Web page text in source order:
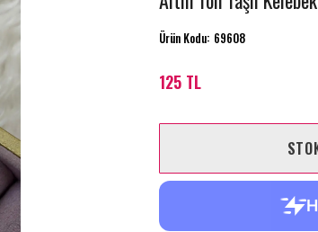
Ürün Kodu: 69608
125 TL